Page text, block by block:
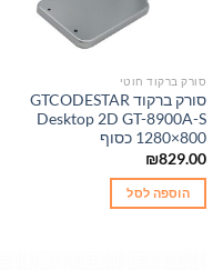
סורק ברקוד חוטי
סורק ברקוד GTCODESTAR
Desktop 2D GT-8900A-S
1280×800 כסוף
₪829.00
הוספה לסל